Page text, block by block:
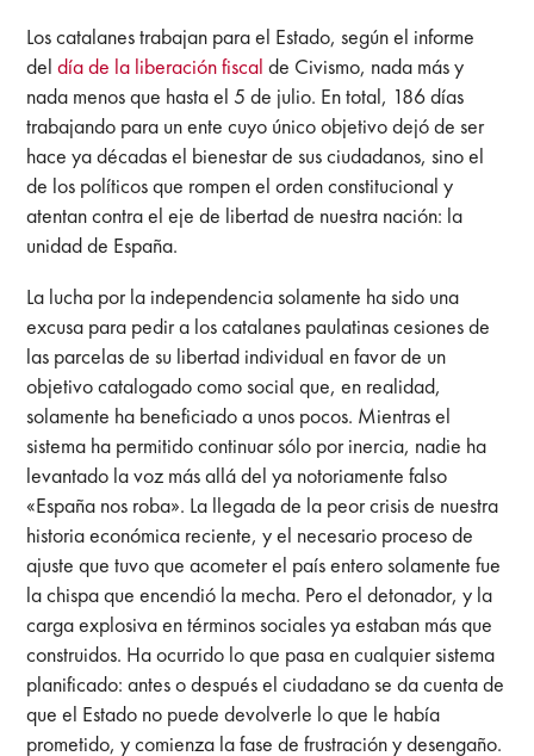
Los catalanes trabajan para el Estado, según el informe
deldía de la liberación fiscal de Civismo, nada más y
nada menos que hasta el 5 de julio. En total, 186 días
trabajando para un ente cuyo único objetivo dejó de ser
hace ya décadas el bienestar de sus ciudadanos, sino el
de los políticos que rompen el orden constitucional y
atentan contra el eje de libertad de nuestra nación: la
unidad de España.
La lucha por la independencia solamente ha sido una
excusa para pedir a los catalanes paulatinas cesiones de
las parcelas de su libertad individual en favor de un
objetivo catalogado como social que, en realidad,
solamente ha beneficiado a unos pocos. Mientras el
sistema ha permitido continuar sólo por inercia, nadie ha
levantado la voz más allá del ya notoriamente falso
«España nos roba». La llegada de la peor crisis de nuestra
historia económica reciente, y el necesario proceso de
ajuste que tuvo que acometer el país entero solamente fue
la chispa que encendió la mecha. Pero el detonador, y la
carga explosiva en términos sociales ya estaban más que
construidos. Ha ocurrido lo que pasa en cualquier sistema
planificado: antes o después el ciudadano se da cuenta de
que el Estado no puede devolverle lo que le había
prometido, y comienza la fase de frustración y desengaño.